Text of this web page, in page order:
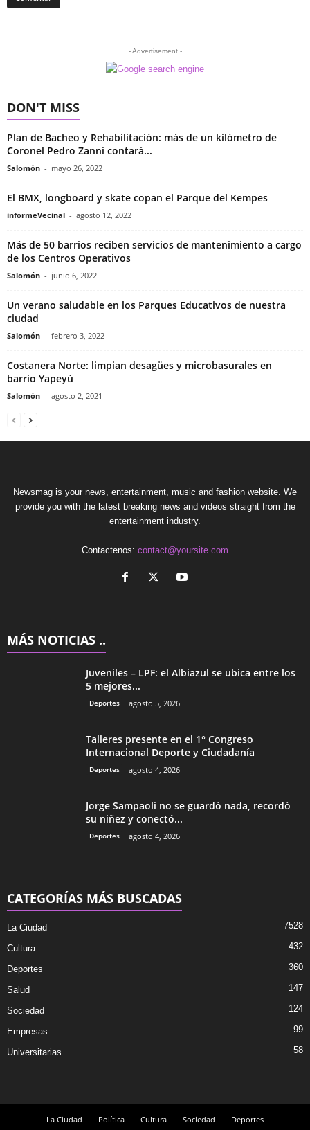
- Advertisement -
DON'T MISS
Plan de Bacheo y Rehabilitación: más de un kilómetro de
Coronel Pedro Zanni contará...
Salomón - mayo 26, 2022
El BMX, longboard y skate copan el Parque del Kempes
informeVecinal - agosto 12, 2022
Más de 50 barrios reciben servicios de mantenimiento a cargo
de los Centros Operativos
Salomón - junio 6, 2022
Un verano saludable en los Parques Educativos de nuestra
ciudad
Salomón - febrero 3, 2022
Costanera Norte: limpian desagües y microbasurales en
barrio Yapeyú
Salomón - agosto 2, 2021
Newsmag is your news, entertainment, music and fashion website. We
provide you with the latest breaking news and videos straight from the
entertainment industry.
Contactenos: contact@yoursite.com
MÁS NOTICIAS ..
Juveniles – LPF: el Albiazul se ubica entre los
5 mejores...
Deportes agosto 5, 2026
Talleres presente en el 1° Congreso
Internacional Deporte y Ciudadanía
Deportes agosto 4, 2026
Jorge Sampaoli no se guardó nada, recordó
su niñez y conectó...
Deportes agosto 4, 2026
CATEGORÍAS MÁS BUSCADAS
La Ciudad 7528
Cultura 432
Deportes 360
Salud 147
Sociedad 124
Empresas 99
Universitarias 58
La Ciudad Política Cultura Sociedad Deportes